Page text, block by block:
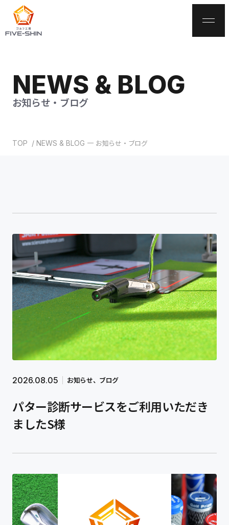
サイトトップ
貸出クラブ
工賃表
お支払い方法
ご利用案内
設備紹介
ゴルフ診断精密機
ゴルフ弾道精密機
取扱メーカー
FIVE-SHIN について
FIVE-SHINの理念
店舗情報
NEWS & BLOG
お知らせ・ブログ
TOP NEWS & BLOG お知らせ・ブログ
2026.08.05 お知らせ ブログ
パター診断サービスをご利用いただき
ましたS様